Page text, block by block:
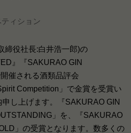
ティション
締役社長:白井浩一郎)の
』『SAKURAO GIN
催される酒類品評会
Competition」で金賞を受賞い
し上げます。『SAKURAO GIN
」を、『SAKURAO
」の受賞となります。数多くの